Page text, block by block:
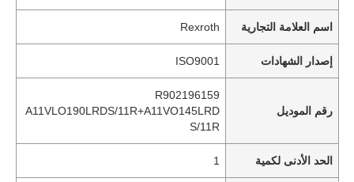
اسم العلامة التجارية Rexroth
إصدار الشهادات ISO9001
رقم الموديل
R902196159
A11VLO190LRDS/11R+A11VO145LRD
S/11R
الحد الأدنى لكمية 1